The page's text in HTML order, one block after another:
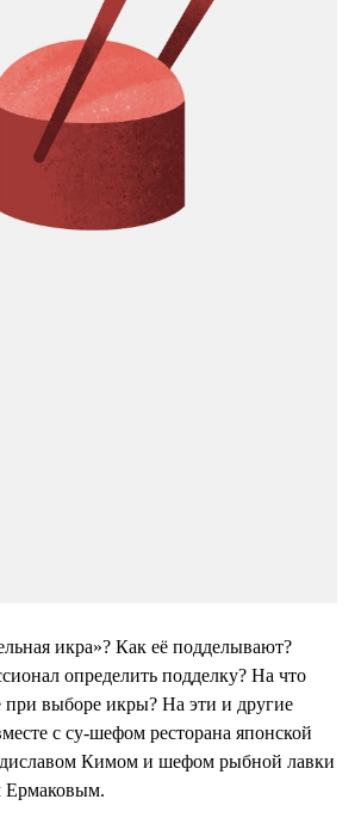
икра»? Как её подделывают?
определить подделку? На что
выборе икры? На эти и другие
с су-шефом ресторана японской
Кимом и шефом рыбной лавки
Ермаковым.